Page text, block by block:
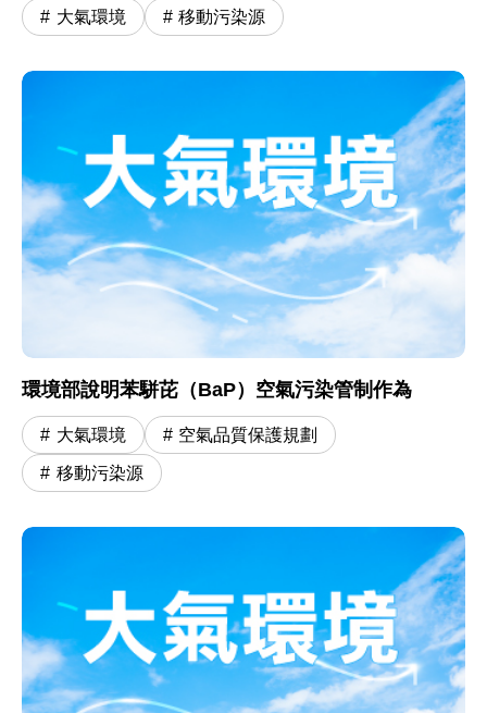
大氣環境 移動污染源
環境部說明苯駢芘（BaP）空氣污染管制作為
大氣環境 空氣品質保護規劃
移動污染源